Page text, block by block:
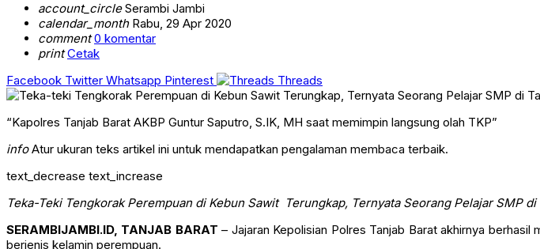
account_circleSerambi Jambi
calendar_monthRabu, 29 Apr 2020
comment 0 komentar
print Cetak
Facebook Twitter Whatsapp Pinterest Threads
“Kapolres Tanjab Barat AKBP Guntur Saputro, S.IK, MH saat memimpin langsung olah TKP”
infoAtur ukuran teks artikel ini untuk mendapatkan pengalaman membaca terbaik.
text_decrease text_increase
Teka-Teki Tengkorak Perempuan di Kebun Sawit Terungkap, Ternyata Seorang Pelajar SMP di
SERAMBIJAMBI.ID, TANJAB BARAT – Jajaran Kepolisian Polres Tanjab Barat akhirnya
berjenis kelamin perempuan.